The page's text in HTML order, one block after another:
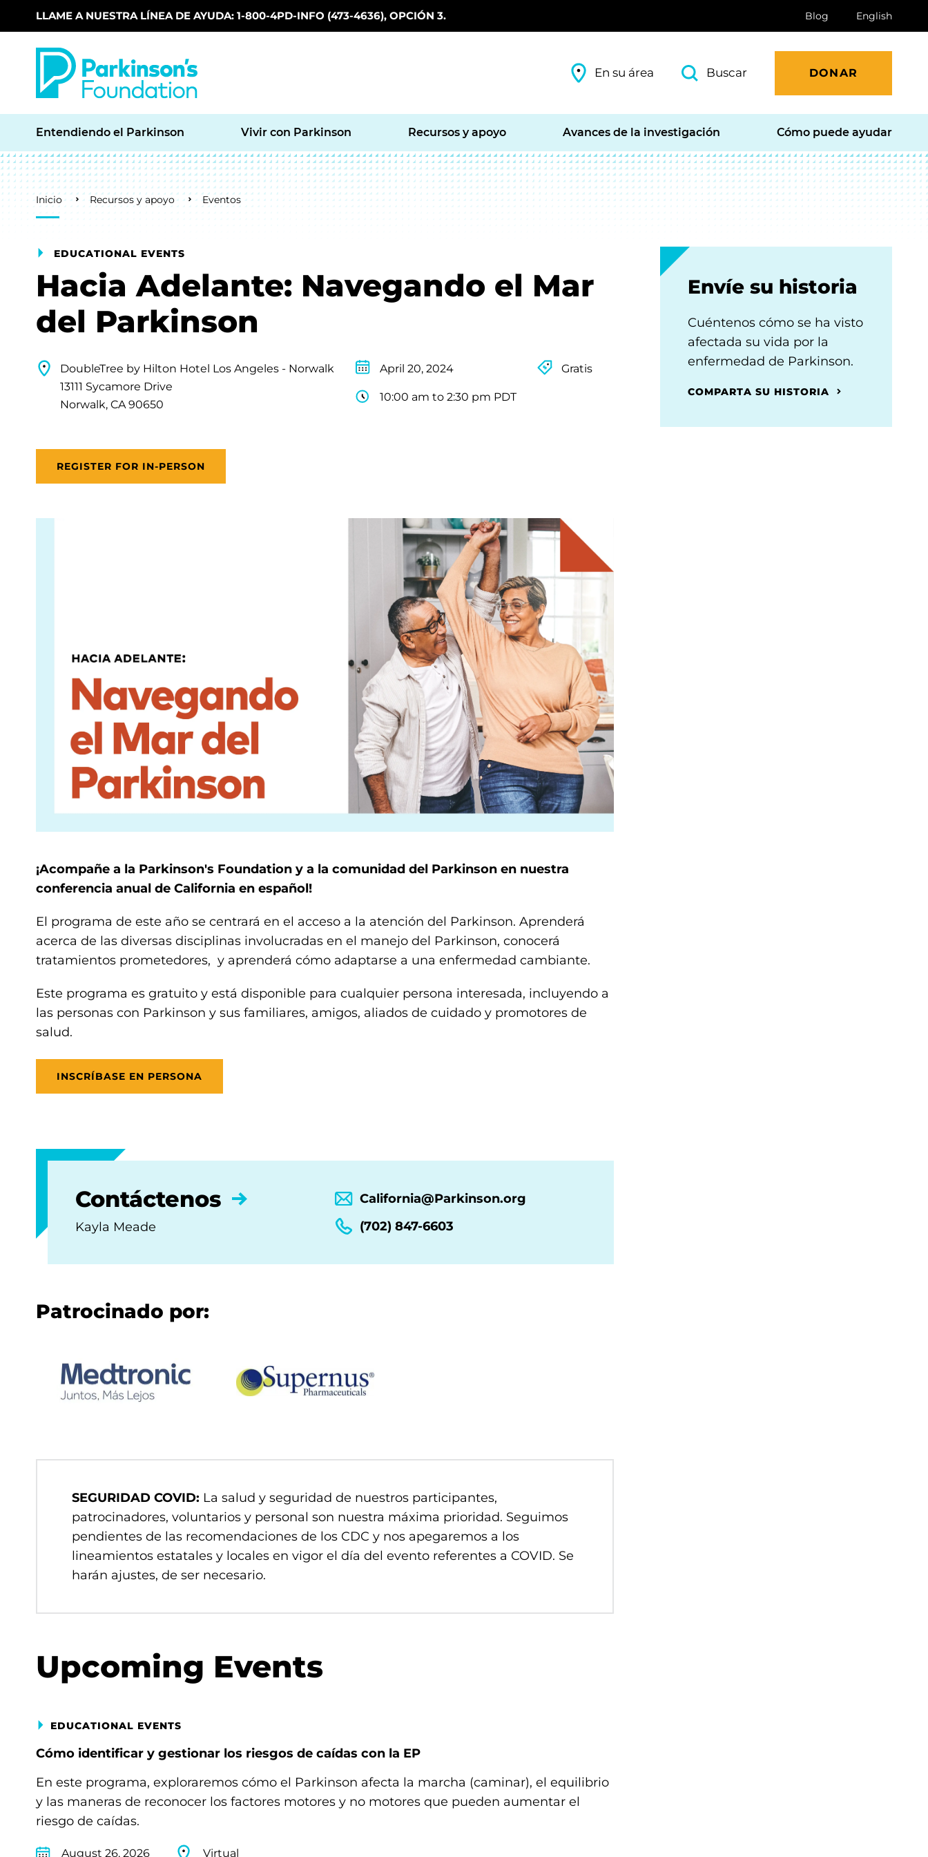
Skip to main content
LLAME A NUESTRA LÍNEA DE AYUDA: 1-800-4PD-INFO (473-4636), OPCIÓN 3. Blog English
En su área Buscar DONAR
Entendiendo el Parkinson Vivir con Parkinson Recursos y apoyo Avances de la investigación Cómo puede ayudar
Breadcrumb
Inicio Recursos y apoyo Eventos
EDUCATIONAL EVENTS
Hacia Adelante: Navegando el Mar
del Parkinson
DoubleTree by Hilton Hotel Los Angeles - Norwalk
13111 Sycamore Drive
Norwalk, CA 90650
April 20, 2024
10:00 am to 2:30 pm PDT
Gratis
REGISTER FOR IN-PERSON
¡Acompañe a la Parkinson's Foundation y a la comunidad del Parkinson en nuestra
conferencia anual de California en español!
El programa de este año se centrará en el acceso a la atención del Parkinson. Aprenderá
acerca de las diversas disciplinas involucradas en el manejo del Parkinson, conocerá
tratamientos prometedores, y aprenderá cómo adaptarse a una enfermedad cambiante.
Este programa es gratuito y está disponible para cualquier persona interesada, incluyendo a
las personas con Parkinson y sus familiares, amigos, aliados de cuidado y promotores de
salud.
INSCRÍBASE EN PERSONA
Contáctenos
Kayla Meade
California@Parkinson.org
(702) 847-6603
Patrocinado por:
SEGURIDAD COVID: La salud y seguridad de nuestros participantes,
patrocinadores, voluntarios y personal son nuestra máxima prioridad. Seguimos
pendientes de las recomendaciones de los CDC y nos apegaremos a los
lineamientos estatales y locales en vigor el día del evento referentes a COVID. Se
harán ajustes, de ser necesario.
Upcoming Events
EDUCATIONAL EVENTS
Cómo identificar y gestionar los riesgos de caídas con la EP
En este programa, exploraremos cómo el Parkinson afecta la marcha (caminar), el equilibrio
y las maneras de reconocer los factores motores y no motores que pueden aumentar el
riesgo de caídas.
August 26, 2026 Virtual
Envíe su historia
Cuéntenos cómo se ha visto
afectada su vida por la
enfermedad de Parkinson.
COMPARTA SU HISTORIA